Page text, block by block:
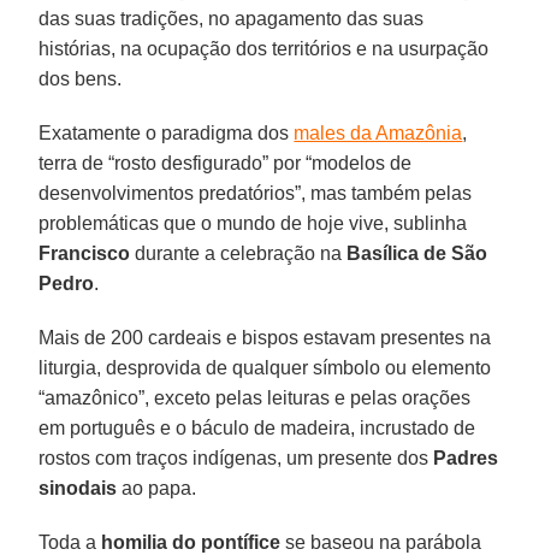
das suas tradições, no apagamento das suas
histórias, na ocupação dos territórios e na usurpação
dos bens.
Exatamente o paradigma dos males da Amazônia,
terra de “rosto desfigurado” por “modelos de
desenvolvimentos predatórios”, mas também pelas
problemáticas que o mundo de hoje vive, sublinha
Francisco durante a celebração na Basílica de São
Pedro.
Mais de 200 cardeais e bispos estavam presentes na
liturgia, desprovida de qualquer símbolo ou elemento
“amazônico”, exceto pelas leituras e pelas orações
em português e o báculo de madeira, incrustado de
rostos com traços indígenas, um presente dos Padres
sinodais ao papa.
Toda a homilia do pontífice se baseou na parábola